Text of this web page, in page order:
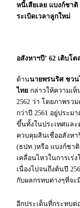
หนี้เสียเลย แบงก์ชาติ
ระเบิดเวลาลูกใหม่
อสังหาฯปี’ 62 เติบโ
ด้านนายพรนริศ ชวน
ไทย กล่าวให้ความเ
2562 ว่า โดยภาพรว
กว่าปี 2561 อยู่ประม
ขึ้นทั้งในประเทศและ
ควบคุมสินเชื่ออสังห
(ธปท.)หรือ แบงก์ชา
เคลื่อนไหวในการเร่
เนื่องไปจนถึงต้นปี
กับผลกรทบต่างๆที่จ
อีกประเด็นที่กระทบ